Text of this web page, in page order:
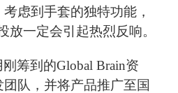
虑到手套的独特功能，
放一定会引起热烈反响。
筹到的Global Brain资
队，并将产品推广至国